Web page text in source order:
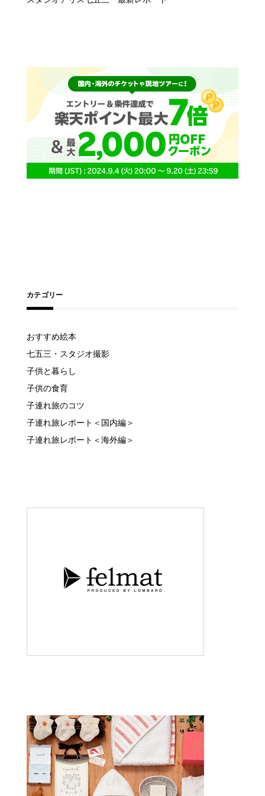
カテゴリー
おすすめ絵本
七五三・スタジオ撮影
子供と暮らし
子供の食育
子連れ旅のコツ
子連れ旅レポート＜国内編＞
子連れ旅レポート＜海外編＞